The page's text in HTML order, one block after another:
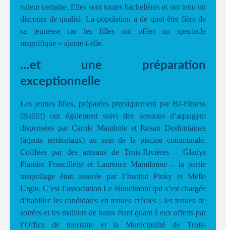
valeur certaine. Elles sont toutes bachelières et ont tenu un
discours de qualité. La population a de quoi être fière de
sa jeunesse car les filles ont offert un spectacle
magnifique » ajoute-t-elle.
…et une préparation
exceptionnelle
Les jeunes filles, préparées physiquement par BJ-Fitness
(Baillif) ont également suivi des sessions d’aquagym
dispensées par Carole Mambole et Rosan Desfontaines
(agents territoriaux) au sein de la piscine communale.
Coiffées par des artisans de Trois-Rivières – Gladys
Plantier Francillette et Laurence Mamilonne – la partie
maquillage était assurée par l’Institut Pinky et Melle
Urgin. C’est l’association Le Houelmont qui s’est chargée
d’habiller les candidates en tenues créoles ; les tenues de
soirées et les maillots de bains étant quant à eux offerts par
l’Office de tourisme et la Municipalité de Trois-